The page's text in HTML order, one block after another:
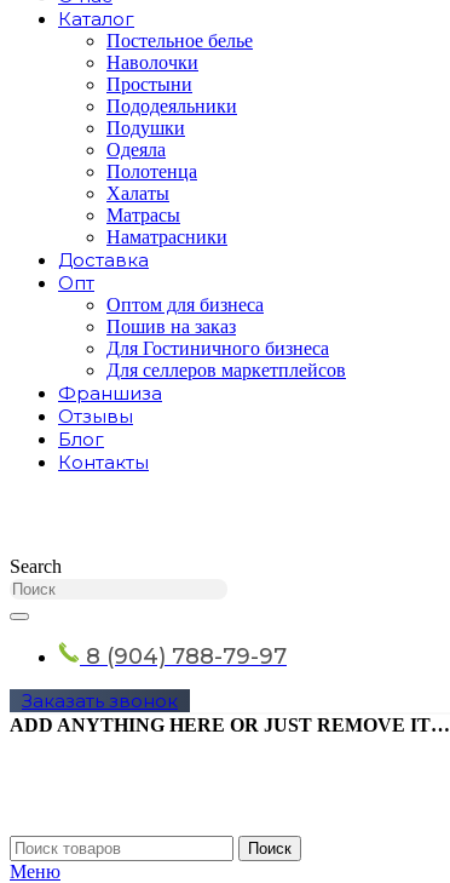
Каталог
Постельное белье
Наволочки
Простыни
Пододеяльники
Подушки
Одеяла
Полотенца
Халаты
Матрасы
Наматрасники
Доставка
Опт
Оптом для бизнеса
Пошив на заказ
Для Гостиничного бизнеса
Для селлеров маркетплейсов
Франшиза
Отзывы
Блог
Контакты
Search
8 (904) 788-79-97
Заказать звонок
ADD ANYTHING HERE OR JUST REMOVE IT…
Поиск
Меню